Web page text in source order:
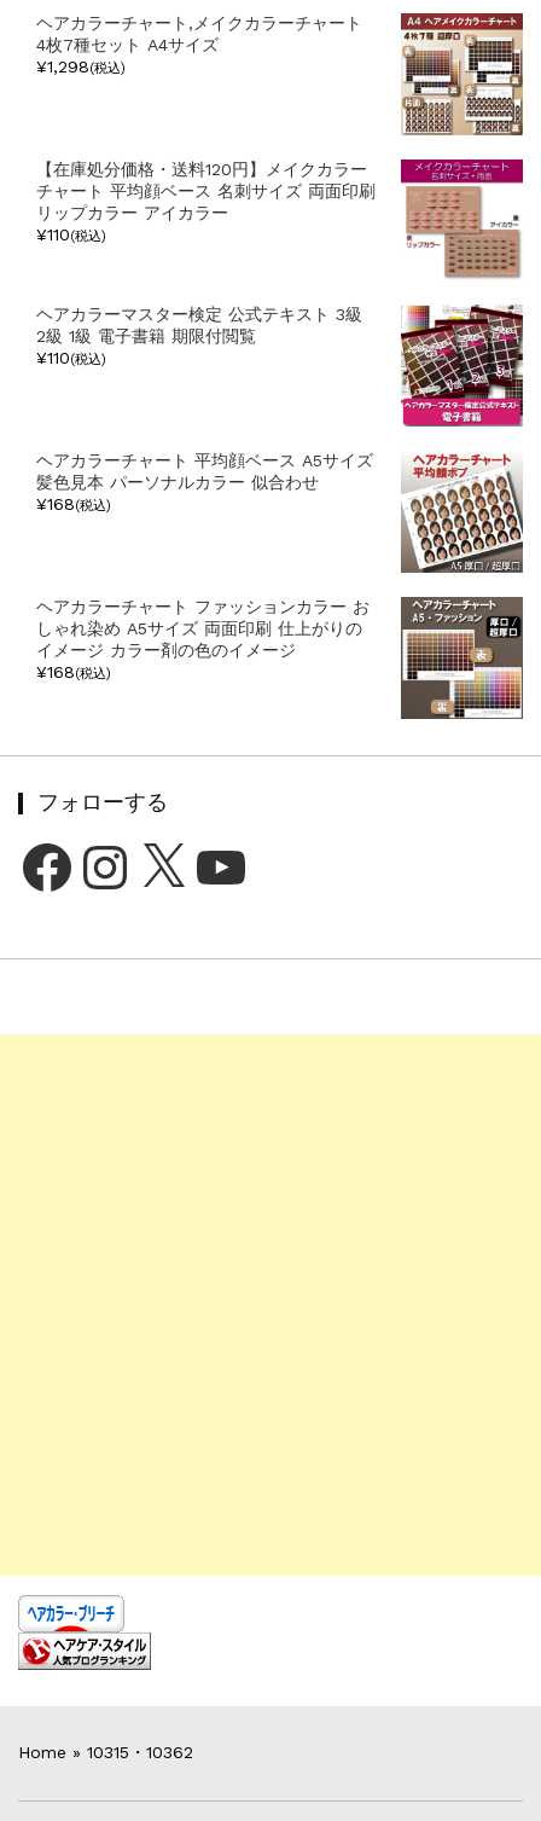
ヘアカラーチャート,メイクカラーチャート
4枚7種セット A4サイズ
¥1,298(税込)
【在庫処分価格・送料120円】メイクカラー
チャート 平均顔ベース 名刺サイズ 両面印刷
リップカラー アイカラー
¥110(税込)
ヘアカラーマスター検定 公式テキスト 3級
2級 1級 電子書籍 期限付閲覧
¥110(税込)
ヘアカラーチャート 平均顔ベース A5サイズ
髪色見本 パーソナルカラー 似合わせ
¥168(税込)
ヘアカラーチャート ファッションカラー お
しゃれ染め A5サイズ 両面印刷 仕上がりの
イメージ カラー剤の色のイメージ
¥168(税込)
フォローする
FacebookInstagram
Home » 10315・10362